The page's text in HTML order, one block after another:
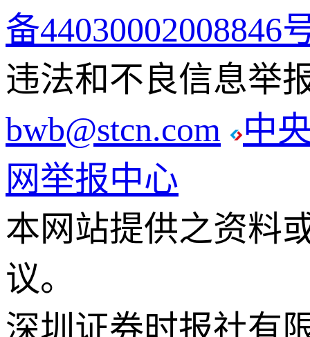
备44030002008846
违法和不良信息举
bwb@stcn.com
中
网举报中心
本网站提供之资料
议。
深圳证券时报社有